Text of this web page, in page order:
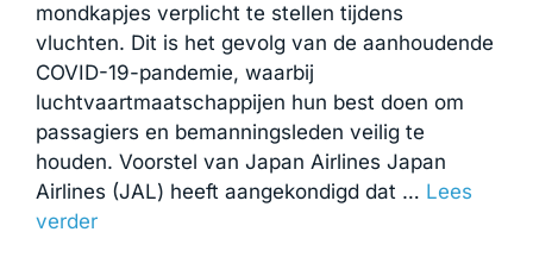
mondkapjes verplicht te stellen tijdens
vluchten. Dit is het gevolg van de aanhoudende
COVID-19-pandemie, waarbij
luchtvaartmaatschappijen hun best doen om
passagiers en bemanningsleden veilig te
houden. Voorstel van Japan Airlines Japan
Airlines (JAL) heeft aangekondigd dat … Lees
verder